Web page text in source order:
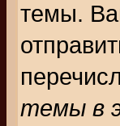
темы.
темы в